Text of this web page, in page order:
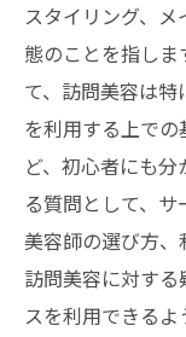
スタイリング、
態のことを指し
て、訪問美容は
を利用する上で
ど、初心者にも
る質問として、
美容師の選び方、
訪問美容に対す
スを利用できる